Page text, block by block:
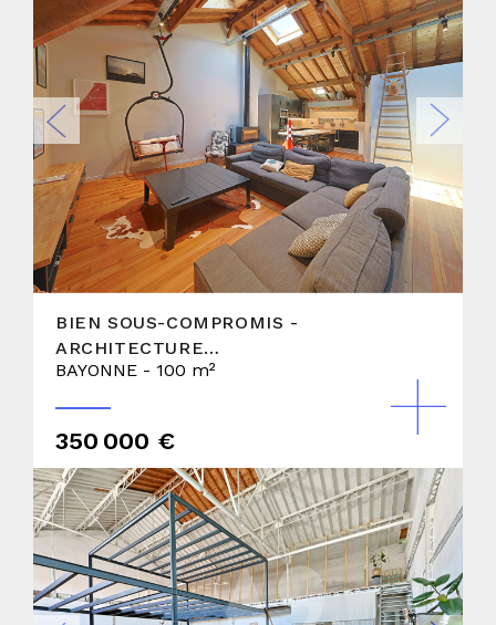
BIEN SOUS-COMPROMIS -
ARCHITECTURE
TRANSFORMÉE - 2018 - ML
BAYONNE - 100 m²
350 000 €